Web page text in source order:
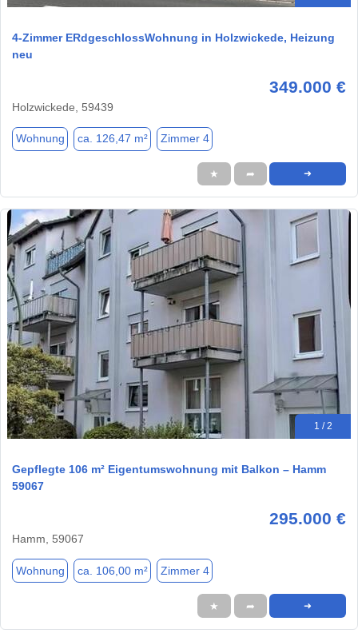
4-Zimmer ERdgeschlossWohnung in Holzwickede, Heizung
neu
349.000 €
Holzwickede, 59439
Wohnung ca. 126,47 m² Zimmer 4
★ ➦ ➜
1 / 2
Gepflegte 106 m² Eigentumswohnung mit Balkon – Hamm
59067
295.000 €
Hamm, 59067
Wohnung ca. 106,00 m² Zimmer 4
★ ➦ ➜